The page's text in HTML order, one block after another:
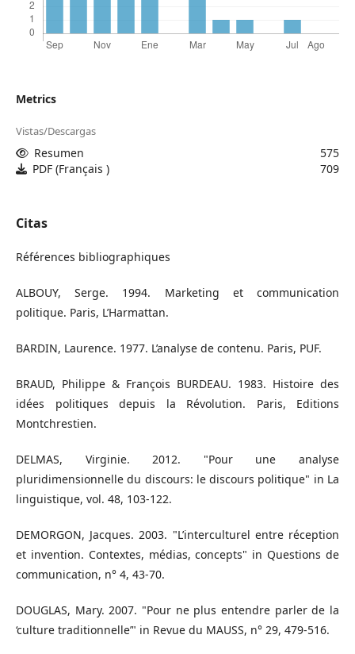
Metrics
Vistas/Descargas
Resumen
575
PDF (Français )
709
Citas
Références bibliographiques
ALBOUY, Serge. 1994. Marketing et communication
politique. Paris, L’Harmattan.
BARDIN, Laurence. 1977. L’analyse de contenu. Paris, PUF.
BRAUD, Philippe & François BURDEAU. 1983. Histoire des
idées politiques depuis la Révolution. Paris, Editions
Montchrestien.
DELMAS, Virginie. 2012. "Pour une analyse
pluridimensionnelle du discours: le discours politique" in La
linguistique, vol. 48, 103-122.
DEMORGON, Jacques. 2003. "L’interculturel entre réception
et invention. Contextes, médias, concepts" in Questions de
communication, n° 4, 43-70.
DOUGLAS, Mary. 2007. "Pour ne plus entendre parler de la
‘culture traditionnelle’" in Revue du MAUSS, n° 29, 479-516.